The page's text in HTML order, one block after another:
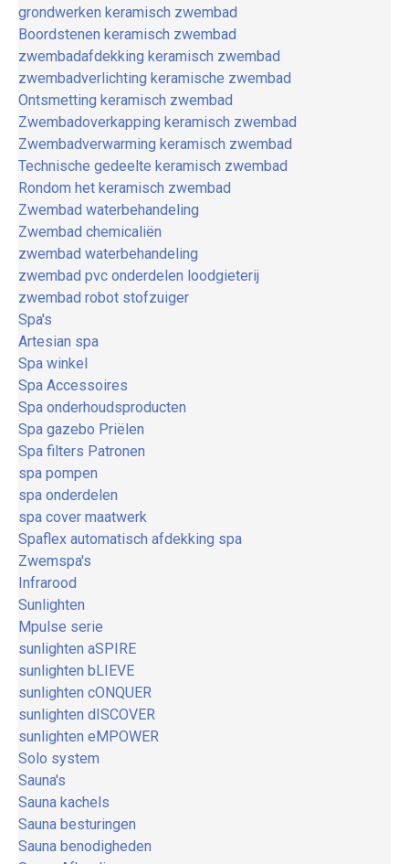
grondwerken keramisch zwembad
Boordstenen keramisch zwembad
zwembadafdekking keramisch zwembad
zwembadverlichting keramische zwembad
Ontsmetting keramisch zwembad
Zwembadoverkapping keramisch zwembad
Zwembadverwarming keramisch zwembad
Technische gedeelte keramisch zwembad
Rondom het keramisch zwembad
Zwembad waterbehandeling
Zwembad chemicaliën
zwembad waterbehandeling
zwembad pvc onderdelen loodgieterij
zwembad robot stofzuiger
Spa's
Artesian spa
Spa winkel
Spa Accessoires
Spa onderhoudsproducten
Spa gazebo Priëlen
Spa filters Patronen
spa pompen
spa onderdelen
spa cover maatwerk
Spaflex automatisch afdekking spa
Zwemspa's
Infrarood
Sunlighten
Mpulse serie
sunlighten aSPIRE
sunlighten bLIEVE
sunlighten cONQUER
sunlighten dISCOVER
sunlighten eMPOWER
Solo system
Sauna's
Sauna kachels
Sauna besturingen
Sauna benodigheden